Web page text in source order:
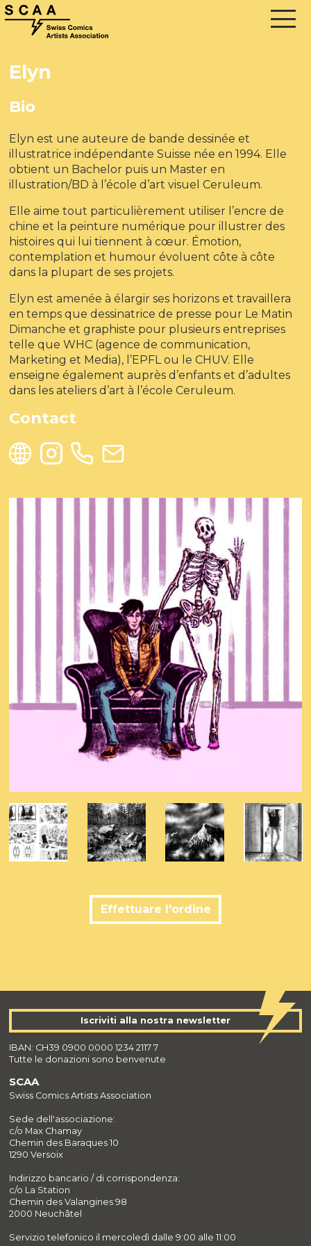
Elyn
Bio
Elyn est une auteure de bande dessinée et
illustratrice indépendante Suisse née en 1994. Elle
obtient un Bachelor puis un Master en
illustration/BD à l’école d’art visuel Ceruleum.
Elle aime tout particulièrement utiliser l’encre de
chine et la peinture numérique pour illustrer des
histoires qui lui tiennent à cœur. Émotion,
contemplation et humour évoluent côte à côte
dans la plupart de ses projets.
Elyn est amenée à élargir ses horizons et travaillera
en temps que dessinatrice de presse pour Le Matin
Dimanche et graphiste pour plusieurs entreprises
telle que WHC (agence de communication,
Marketing et Media), l’EPFL ou le CHUV. Elle
enseigne également auprès d’enfants et d’adultes
dans les ateliers d’art à l’école Ceruleum.
Contact
Effettuare l'ordine
SCAA
Swiss Comics Artists Association
Sede dell'associazione:
c/o Max Chamay
Chemin des Baraques 10
1290 Versoix
Indirizzo bancario / di corrispondenza:
c/o La Station
Chemin des Valangines 98
2000 Neuchâtel
Servizio telefonico il mercoledì dalle 9:00 alle 11:00
Iscriviti alla nostra newsletter
IBAN: CH39 0900 0000 1234 2117 7
Tutte le donazioni sono benvenute